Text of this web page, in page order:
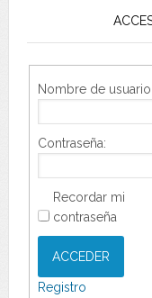
Nombre de usuario:
Contraseña:
Recordar mi
contraseña
ACCEDER
Registro